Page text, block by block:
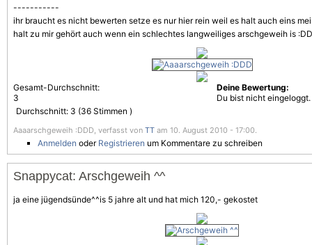
-----------
ihr braucht es nicht bewerten setze es nur hier rein weil es halt auch eins
halt zu mir gehört auch wenn ein schlechtes langweiliges arschgeweih is
Gesamt-Durchschnitt:
3
Durchschnitt: 3 (36 Stimmen )
Deine Bewertung:
Du bist nicht eingeloggt.
Aaaarschgeweih :DDD, verfasst von TT am 10. August 2010 - 17:00.
Anmelden oder Registrieren um Kommentare zu schreiben
Snappycat: Arschgeweih ^^
ja eine jügendsünde^^is 5 jahre alt und hat mich 120,- gekostet